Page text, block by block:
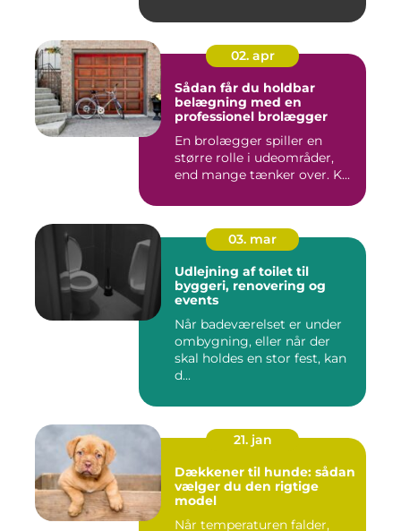
02. apr
Sådan får du holdbar
belægning med en
professionel brolægger
En brolægger spiller en
større rolle i udeområder,
end mange tænker over. K...
03. mar
Udlejning af toilet til
byggeri, renovering og
events
Når badeværelset er under
ombygning, eller når der
skal holdes en stor fest, kan
d...
21. jan
Dækkener til hunde: sådan
vælger du den rigtige
model
Når temperaturen falder,